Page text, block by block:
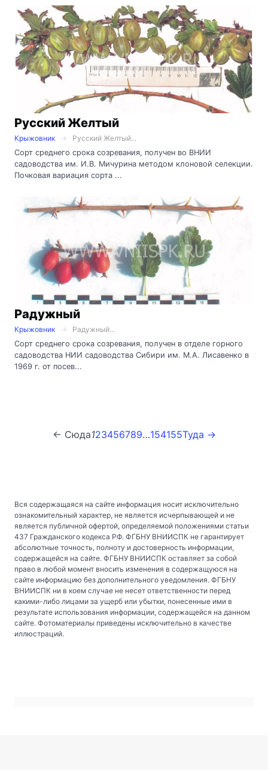
Русский Желтый
Крыжовник
Русский Желтый...
Сорт среднего срока созревания, получен во ВНИИ
садоводства им. И.В. Мичурина методом клоновой селекции.
Почковая вариация сорта ...
Радужный
Крыжовник
Радужный...
Сорт среднего срока созревания, получен в отделе горного
садоводства НИИ садоводства Сибири им. М.А. Лисавенко в
1969 г. от посев...
← Сюда123456789…154155Туда →
Вся содержащаяся на сайте информация носит исключительно
ознакомительный характер, не является исчерпывающей и не
является публичной офертой, определяемой положениями статьи
437 Гражданского кодекса РФ. ФГБНУ ВНИИСПК не гарантирует
абсолютные точность, полноту и достоверность информации,
содержащейся на сайте. ФГБНУ ВНИИСПК оставляет за собой
право в любой момент вносить изменения в содержащуюся на
сайте информацию без дополнительного уведомления. ФГБНУ
ВНИИСПК ни в коем случае не несет ответственности перед
какими-либо лицами за ущерб или убытки, понесенные ими в
результате использования информации, содержащейся на данном
сайте. Фотоматериалы приведены исключительно в качестве
иллюстраций.